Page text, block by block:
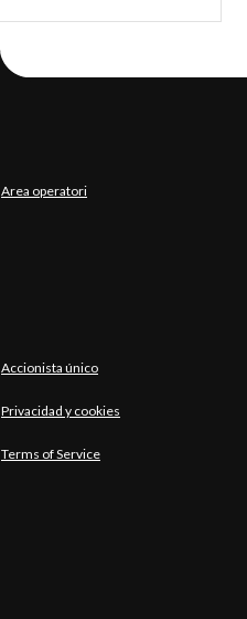
Area operatori
Accionista único
Privacidad y cookies
Terms of Service